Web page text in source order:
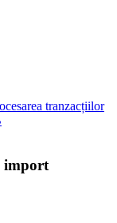
import